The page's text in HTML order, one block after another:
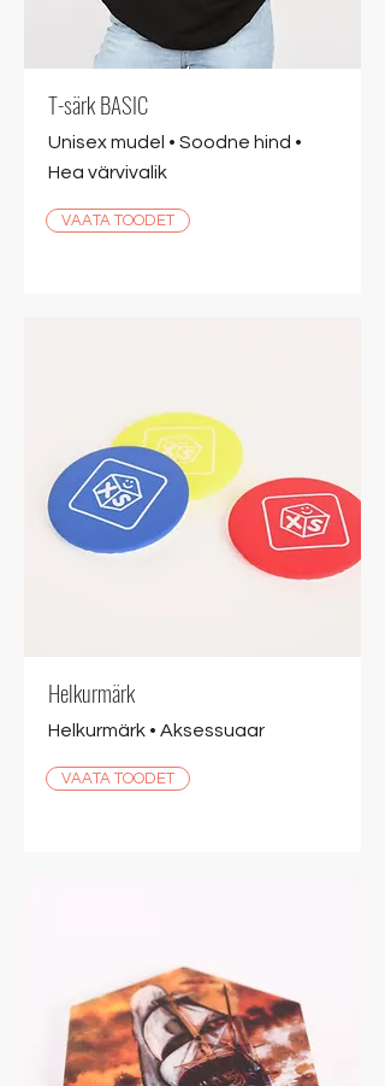
T-särk BASIC
Unisex mudel • Soodne hind •
Hea värvivalik
VAATA TOODET
Helkurmärk
Helkurmärk • Aksessuaar
VAATA TOODET